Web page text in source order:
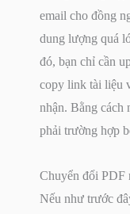
email cho đồng
dung lượng quá
đó, bạn chỉ cần
copy link tài liệu
nhận. Bằng cách
phải trường hợp
Chuyển đổi PDF
Nếu như trước